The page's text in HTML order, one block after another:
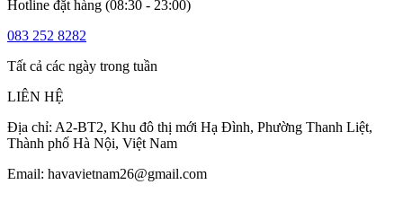
Hotline đặt hàng (08:30 - 23:00)
083 252 8282
Tất cả các ngày trong tuần
LIÊN HỆ
Địa chỉ: A2-BT2, Khu đô thị mới Hạ Đình, Phường Thanh Liệt,
Thành phố Hà Nội, Việt Nam
Email: havavietnam26@gmail.com